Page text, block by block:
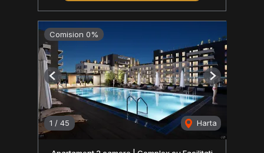
Comision 0%
1 / 45 Harta
Previous Next